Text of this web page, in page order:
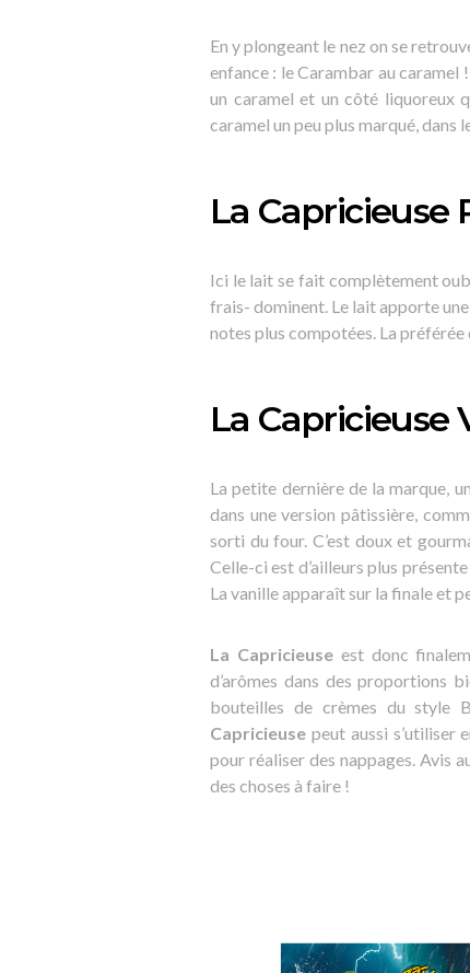
En y plongeant le nez on se
enfance : le Carambar au caramel
un caramel et un côté liquoreux
caramel un peu plus marqué,
La Capricieuse
Ici le lait se fait complètement
frais- dominent. Le lait apporte
notes plus compotées. La
La Capricieuse
La petite dernière de la marque,
dans une version pâtissière,
sorti du four. C’est doux et
Celle-ci est d’ailleurs plus
La vanille apparaît sur la finale et
La Capricieuseest donc
d’arômes dans des proportions
bouteilles de crèmes du style
Capricieuse peut aussi s’utiliser
pour réaliser des nappages. Avis
des choses à faire !